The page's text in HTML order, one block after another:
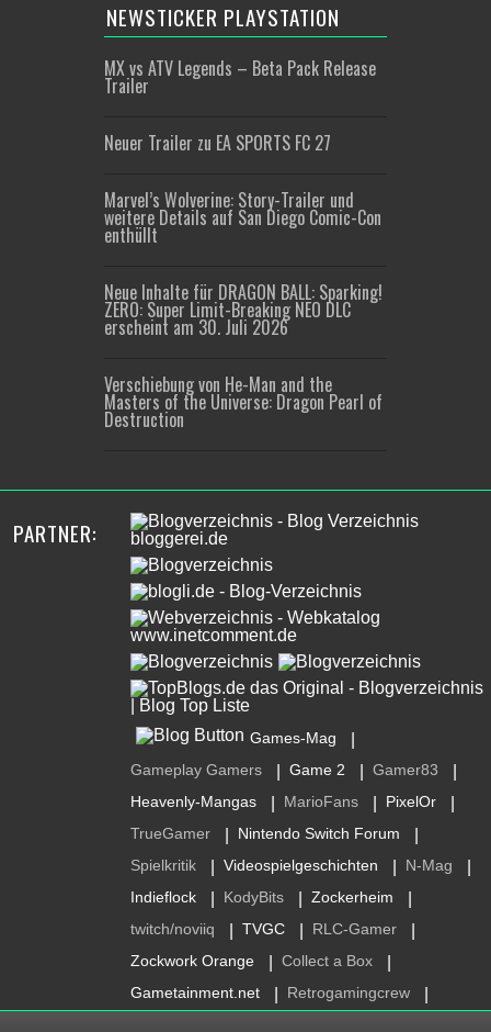
NEWSTICKER PLAYSTATION
MX vs ATV Legends – Beta Pack Release
Trailer
Neuer Trailer zu EA SPORTS FC 27
Marvel’s Wolverine: Story-Trailer und
weitere Details auf San Diego Comic-Con
enthüllt
Neue Inhalte für DRAGON BALL: Sparking!
ZERO: Super Limit-Breaking NEO DLC
erscheint am 30. Juli 2026
Verschiebung von He-Man and the
Masters of the Universe: Dragon Pearl of
Destruction
PARTNER:
Games-Mag
Gameplay Gamers Game 2 Gamer83
Heavenly-Mangas MarioFans PixelOr
TrueGamer Nintendo Switch Forum
Spielkritik Videospielgeschichten N-Mag
Indieflock KodyBits Zockerheim
twitch/noviiq TVGC RLC-Gamer
Zockwork Orange Collect a Box
Gametainment.net Retrogamingcrew